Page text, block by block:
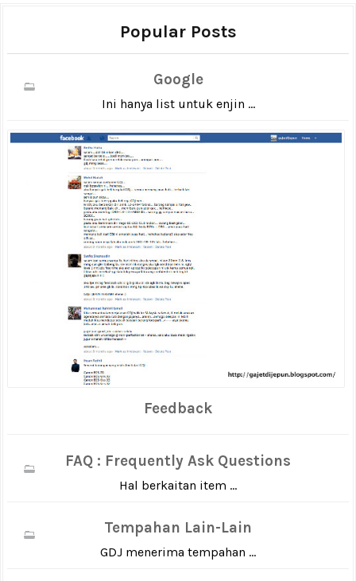
Popular Posts
Google
Ini hanya list untuk enjin ...
Feedback
FAQ : Frequently Ask Questions
Hal berkaitan item ...
Tempahan Lain-Lain
GDJ menerima tempahan ...